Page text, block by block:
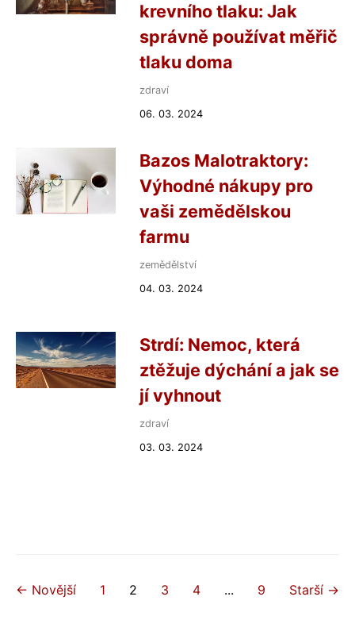
krevního tlaku: Jak
správně používat měřič
tlaku doma
zdraví
06. 03. 2024
Bazos Malotraktory:
Výhodné nákupy pro
vaši zemědělskou
farmu
zemědělství
04. 03. 2024
Strdí: Nemoc, která
ztěžuje dýchání a jak se
jí vyhnout
zdraví
03. 03. 2024
← Novější 1 2 3 4 ... 9 Starší →